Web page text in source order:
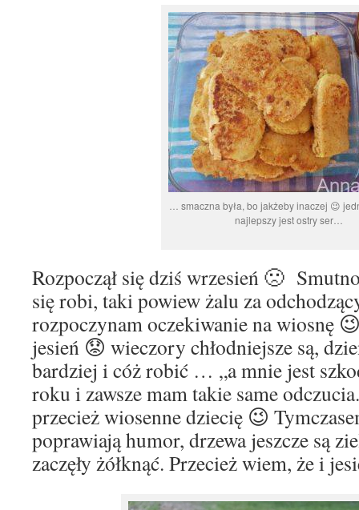
… smaczna była, bo jakżeby inaczej 😉
najlepszy jest ostry ser…
Rozpoczął się dziś wrzesień 🙁
się robi, taki powiew żalu za
rozpoczynam oczekiwanie na wiosnę
jesień 😟 wieczory chłodniejsze są,
bardziej i cóż robić … „a mnie jest
roku i zawsze mam takie same
przecież wiosenne dziecię 😉
poprawiają humor, drzewa jeszcze są
zaczęły żółknąć. Przecież wiem, że i